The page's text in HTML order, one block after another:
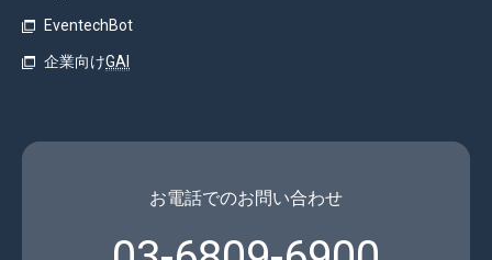
EventechBot
企業向けGAI
お電話でのお問い合わせ